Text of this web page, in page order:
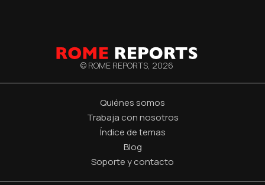
© ROME REPORTS, 2026
Quiénes somos
Trabaja con nosotros
Índice de temas
Blog
Soporte y contacto